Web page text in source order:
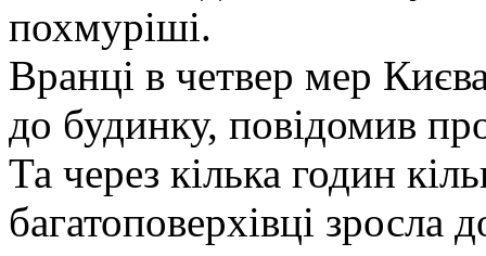
похмуріші.
Вранці в четвер мер
до будинку, повідомив
Та через кілька годин
багатоповерхівці зросла